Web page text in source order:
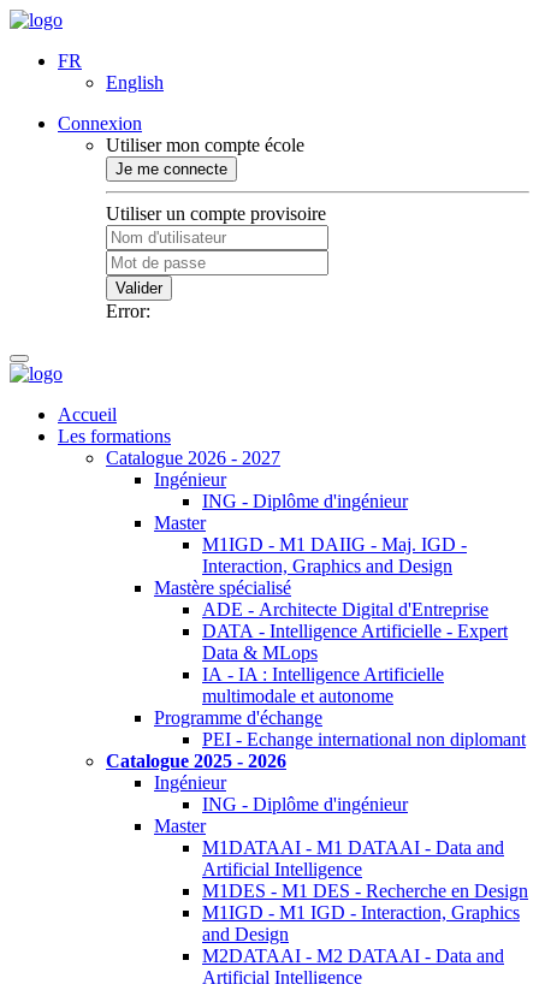
FR
English
Connexion
Utiliser mon compte école
Je me connecte
Utiliser un compte provisoire
Valider
Error:
Accueil
Les formations
Catalogue 2026 - 2027
Ingénieur
ING - Diplôme d'ingénieur
Master
M1IGD - M1 DAIIG - Maj. IGD -
Interaction, Graphics and Design
Mastère spécialisé
ADE - Architecte Digital d'Entreprise
DATA - Intelligence Artificielle - Expert
Data & MLops
IA - IA : Intelligence Artificielle
multimodale et autonome
Programme d'échange
PEI - Echange international non diplomant
Catalogue 2025 - 2026
Ingénieur
ING - Diplôme d'ingénieur
Master
M1DATAAI - M1 DATAAI - Data and
Artificial Intelligence
M1DES - M1 DES - Recherche en Design
M1IGD - M1 IGD - Interaction, Graphics
and Design
M2DATAAI - M2 DATAAI - Data and
Artificial Intelligence